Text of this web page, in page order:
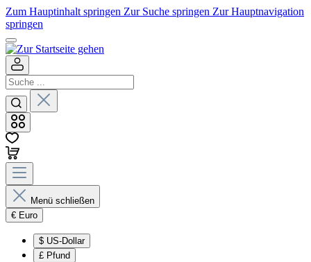
Zum Hauptinhalt springen Zur Suche springen Zur Hauptnavigation
springen
Menü schließen
€ Euro
$ US-Dollar
£ Pfund